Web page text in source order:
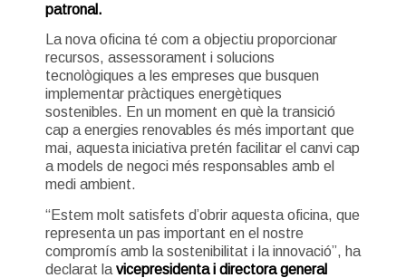
patronal.
La nova oficina té com a objectiu proporcionar
recursos, assessorament i solucions
tecnològiques a les empreses que busquen
implementar pràctiques energètiques
sostenibles. En un moment en què la transició
cap a energies renovables és més important que
mai, aquesta iniciativa pretén facilitar el canvi cap
a models de negoci més responsables amb el
medi ambient.
“Estem molt satisfets d’obrir aquesta oficina, que
representa un pas important en el nostre
compromís amb la sostenibilitat i la innovació”, ha
declarat la vicepresidenta i directora general